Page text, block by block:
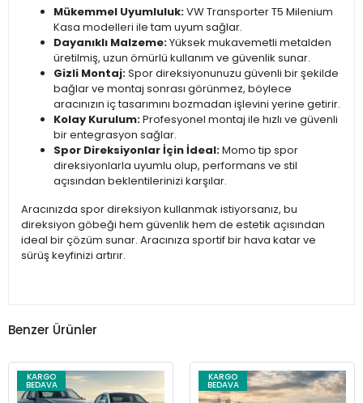
Mükemmel Uyumluluk:VW Transporter T5 Milenium
Kasa modelleri ile tam uyum sağlar.
Dayanıklı Malzeme:Yüksek mukavemetli metalden
üretilmiş, uzun ömürlü kullanım ve güvenlik sunar.
Gizli Montaj:Spor direksiyonunuzu güvenli bir şekilde
bağlar ve montaj sonrası görünmez, böylece
aracınızın iç tasarımını bozmadan işlevini yerine getirir.
Kolay Kurulum:Profesyonel montaj ile hızlı ve güvenli
bir entegrasyon sağlar.
Spor Direksiyonlar İçin İdeal:Momo tip spor
direksiyonlarla uyumlu olup, performans ve stil
açısından beklentilerinizi karşılar.
Aracınızda spor direksiyon kullanmak istiyorsanız, bu
direksiyon göbeği hem güvenlik hem de estetik açısından
ideal bir çözüm sunar. Aracınıza sportif bir hava katar ve
sürüş keyfinizi artırır.
Benzer Ürünler
KARGO
BEDAVA
KARGO
BEDAVA